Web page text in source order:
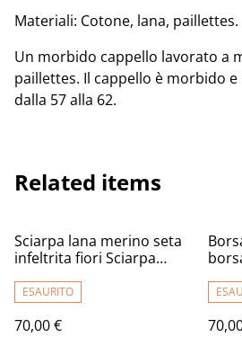
Materiali: Cotone, lana, paillettes.
Un morbido cappello lavorato a
paillettes. Il cappello è morbido
dalla 57 alla 62.
Related items
Sciarpa lana merino seta
infeltrita fiori Sciarpa
lunga Calda donna fatto a
mano regali unici donne
regalo ragazza
ESAURITO
70,00 €